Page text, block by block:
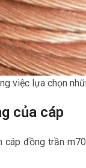
việc lựa chọn
của cáp
cáp đồng trần m70